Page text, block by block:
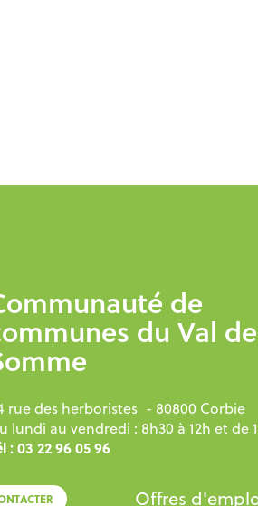
de
du Val de
rue des herboristes - 80800 Corbie
lundi au vendredi : 8h30 à 12h et de
: 03 22 96 05 96
Offres